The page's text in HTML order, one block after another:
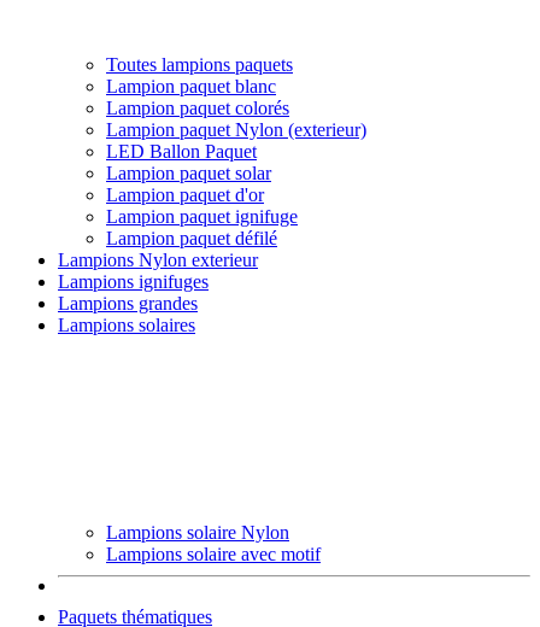
Toutes lampions paquets
Lampion paquet blanc
Lampion paquet colorés
Lampion paquet Nylon (exterieur)
LED Ballon Paquet
Lampion paquet solar
Lampion paquet d'or
Lampion paquet ignifuge
Lampion paquet défilé
Lampions Nylon exterieur
Lampions ignifuges
Lampions grandes
Lampions solaires
Lampions solaire Nylon
Lampions solaire avec motif
Paquets thématiques